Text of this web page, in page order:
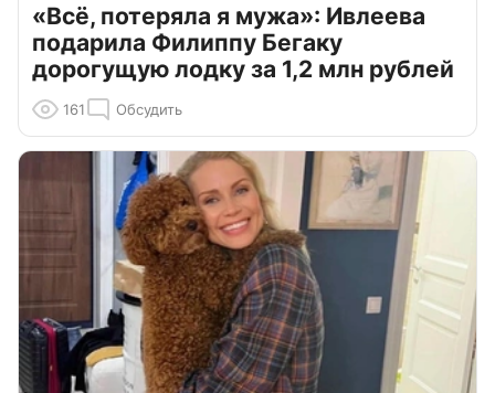
«Всё, потеряла я мужа»: Ивлеева
подарила Филиппу Бегаку
дорогущую лодку за 1,2 млн рублей
161 Обсудить